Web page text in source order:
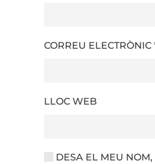
CORREU ELECTRÒNIC
LLOC WEB
DESA EL MEU NOM,